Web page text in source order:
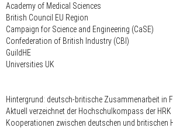
Academy of Medical Sciences
British Council EU Region
Campaign for Science and Engineering (CaSE)
Confederation of British Industry (CBI)
GuildHE
Universities UK
Hintergrund: deutsch-britische Zusammenarbeit in
Aktuell verzeichnet der Hochschulkompass der
Kooperationen zwischen deutschen und britischen